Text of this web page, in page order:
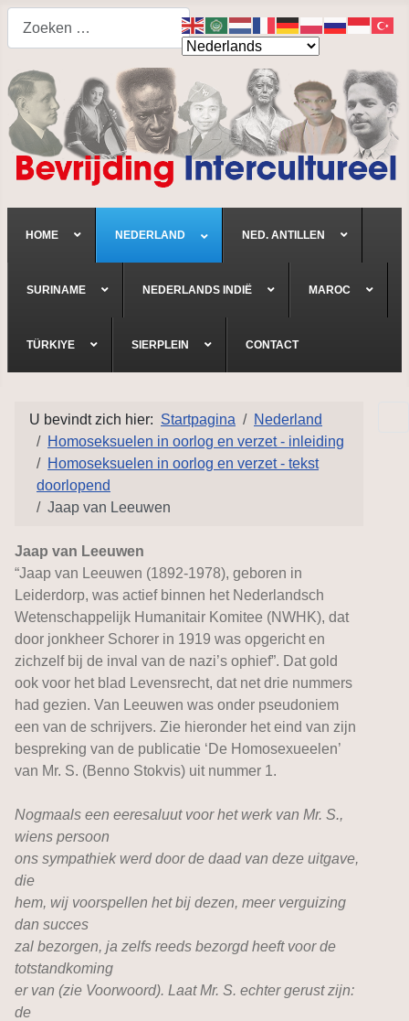
HOME NEDERLAND NED. ANTILLEN
SURINAME NEDERLANDS INDIË MAROC
TÜRKIYE SIERPLEIN CONTACT
U bevindt zich hier: Startpagina
Nederland
Homoseksuelen in oorlog en verzet - inleiding
Homoseksuelen in oorlog en verzet - tekst
doorlopend
Jaap van Leeuwen
Jaap van Leeuwen
“Jaap van Leeuwen (1892-1978), geboren in
Leiderdorp, was actief binnen het Nederlandsch
Wetenschappelijk Humanitair Komitee (NWHK), dat
door jonkheer Schorer in 1919 was opgericht en
zichzelf bij de inval van de nazi’s ophief”. Dat gold
ook voor het blad Levensrecht, dat net drie nummers
had gezien. Van Leeuwen was onder pseudoniem
een van de schrijvers. Zie hieronder het eind van zijn
bespreking van de publicatie ‘De Homosexueelen’
van Mr. S. (Benno Stokvis) uit nummer 1.
Nogmaals een eeresaluut voor het werk van Mr. S.,
wiens persoon
ons sympathiek werd door de daad van deze uitgave,
die
hem, wij voorspellen het bij dezen, meer verguizing
dan succes
zal bezorgen, ja zelfs reeds bezorgd heeft voor de
totstandkoming
er van (zie Voorwoord). Laat Mr. S. echter gerust zijn:
de